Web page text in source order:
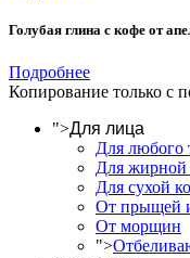
Голубая глина с кофе от
Подробнее
Копирование только с
">Для лица
Для любого
Для жирной
Для сухой
От прыщей
От морщин
">